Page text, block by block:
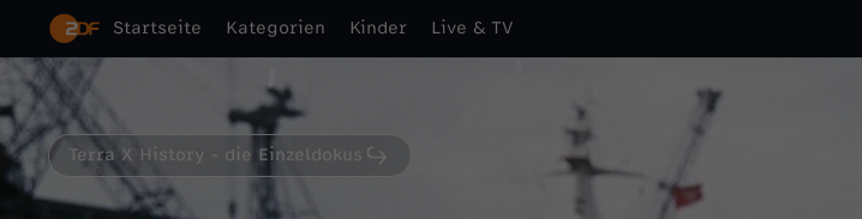
Startseite Kategorien Kinder Live & TV
Terra X History - die Einzeldokus